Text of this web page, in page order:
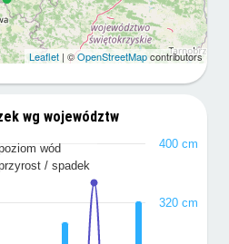
Leaflet | ©OpenStreetMapcontributors
wg województw
wód
/ spadek
320 cm
400 cm